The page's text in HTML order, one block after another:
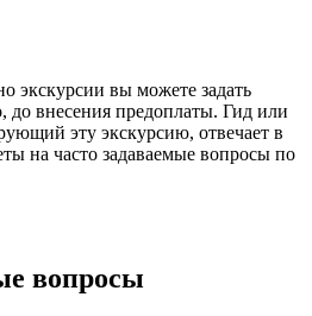
экскурсии вы можете задать
до внесения предоплаты. Гид или
эту экскурсию, отвечает в
на часто задаваемые вопросы по
вопросы